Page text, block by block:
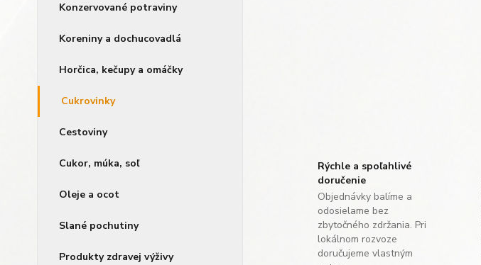
Konzervované potraviny
Koreniny a dochucovadlá
Horčica, kečupy a omáčky
Cukrovinky
Cestoviny
Cukor, múka, soľ
Oleje a ocot
Slané pochutiny
Produkty zdravej výživy
Rýchle a spoľahlivé
doručenie
Objednávky balíme a
odosielame bez
zbytočného zdržania. Pri
lokálnom rozvoze
doručujeme vlastným